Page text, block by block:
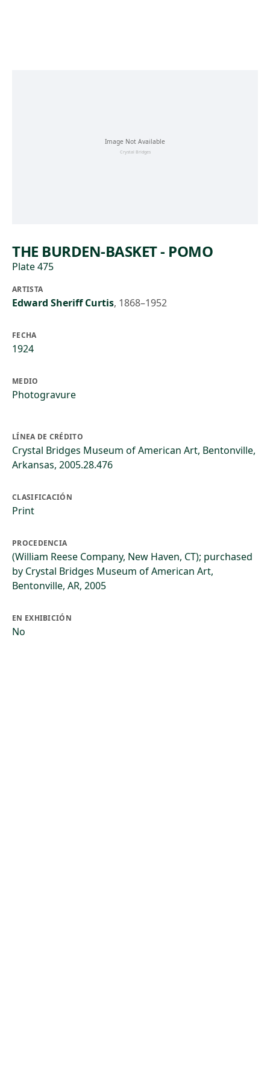
THE BURDEN-BASKET - POMO
Plate 475
ARTISTA
Edward Sheriff Curtis, 1868–1952
FECHA
1924
MEDIO
Photogravure
LÍNEA DE CRÉDITO
Crystal Bridges Museum of American Art, Bentonville,
Arkansas, 2005.28.476
CLASIFICACIÓN
Print
PROCEDENCIA
(William Reese Company, New Haven, CT); purchased
by Crystal Bridges Museum of American Art,
Bentonville, AR, 2005
EN EXHIBICIÓN
No